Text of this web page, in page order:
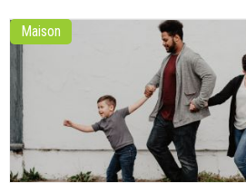
Maison